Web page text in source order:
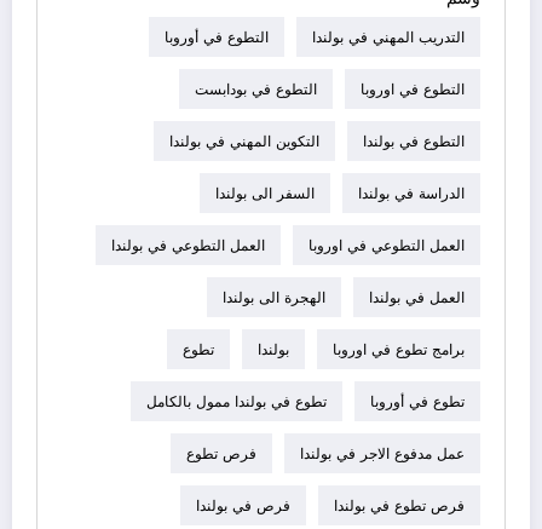
التدريب المهني في بولندا التطوع في أوروبا
التطوع في اوروبا التطوع في بودابست
التطوع في بولندا التكوين المهني في بولندا
الدراسة في بولندا السفر الى بولندا
العمل التطوعي في اوروبا العمل التطوعي في بولندا
العمل في بولندا الهجرة الى بولندا
برامج تطوع في اوروبا بولندا تطوع
تطوع في أوروبا تطوع في بولندا ممول بالكامل
عمل مدفوع الاجر في بولندا فرص تطوع
فرص تطوع في بولندا فرص في بولندا